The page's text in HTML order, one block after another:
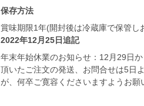
保存方法
賞味期限1年(開封後は冷蔵庫で保管し
2022年12月25日追記
年末年始休業のお知らせ：12月29日
頂いたご注文の発送、お問合せは5日
が、何卒ご寛容くださいますようお願